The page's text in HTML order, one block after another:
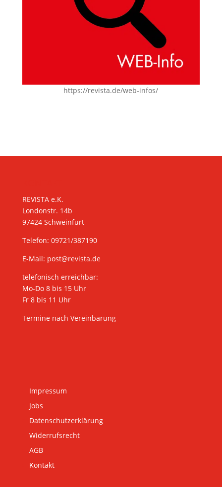
https://revista.de/web-infos/
REVISTA e.K.
Londonstr. 14b
97424 Schweinfurt
Telefon: 09721/387190
E-Mail: post@revista.de
telefonisch erreichbar:
Mo-Do 8 bis 15 Uhr
Fr 8 bis 11 Uhr
Termine nach Vereinbarung
Impressum
Jobs
Datenschutzerklärung
Widerrufsrecht
AGB
Kontakt